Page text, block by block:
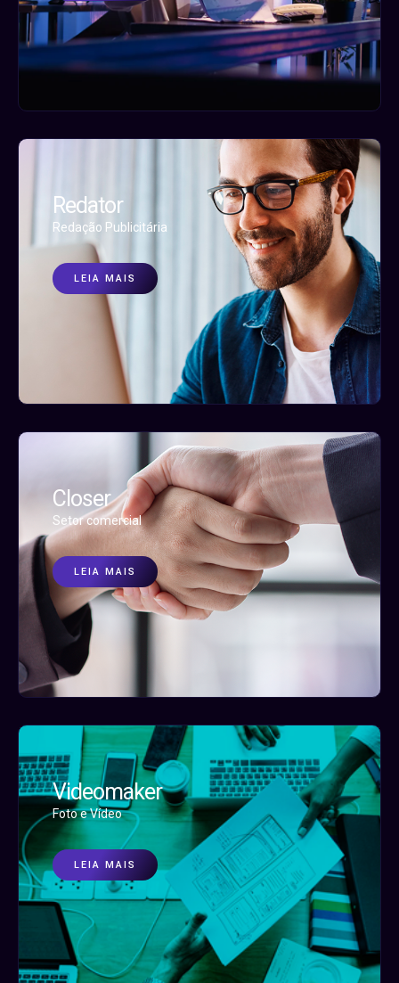
Redator
Redação Publicitária
LEIA MAIS
Closer
Setor comercial
LEIA MAIS
Videomaker
Foto e Vídeo
LEIA MAIS